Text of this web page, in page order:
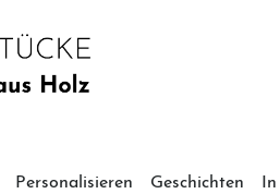
Personalisieren Geschichten